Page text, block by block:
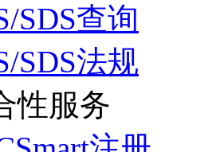
SDS查询
SDS法规
性服务